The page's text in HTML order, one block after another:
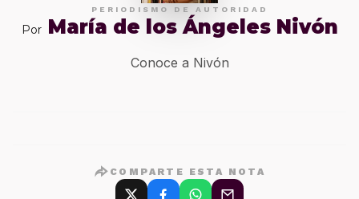
PERIODISMO DE AUTORIDAD
Por María de los Ángeles Nivón
Conoce a Nivón
COMPARTE ESTA NOTA